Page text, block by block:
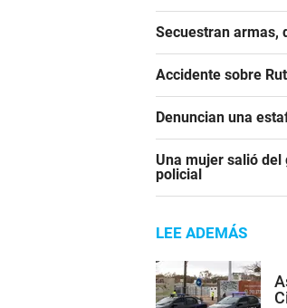
Secuestran armas,
Accidente sobre
Denuncian una
Una mujer salió
policial
LEE ADEMÁS